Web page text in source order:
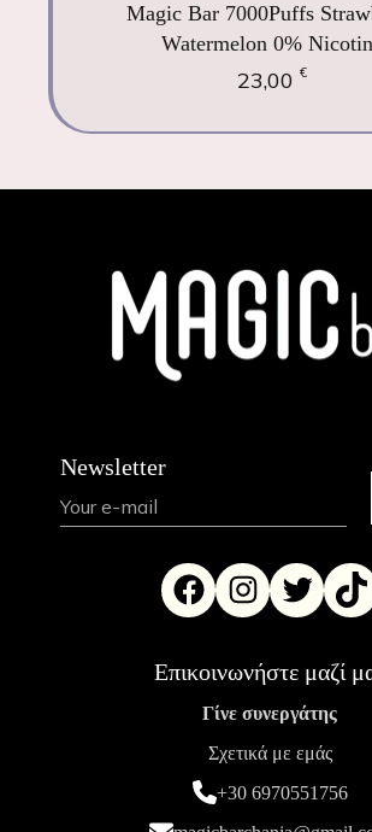
Magic Bar 7000Puffs
Watermelon 0%
23,00 €
Newsletter
Επικοινωνήστε μαζί
Γίνε συνεργάτης
Σχετικά με εμάς
+30 6970551756